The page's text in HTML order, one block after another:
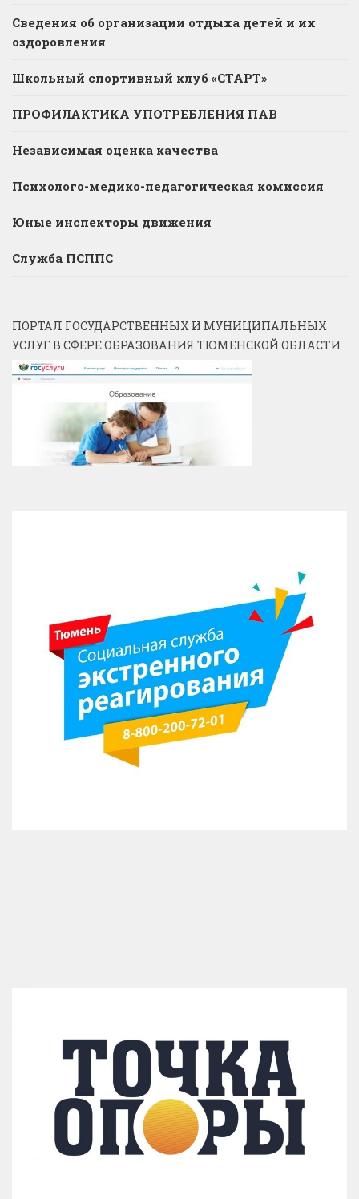
Сведения об организации отдыха детей и их
оздоровления
Школьный спортивный клуб «СТАРТ»
ПРОФИЛАКТИКА УПОТРЕБЛЕНИЯ ПАВ
Независимая оценка качества
Психолого-медико-педагогическая комиссия
Юные инспекторы движения
Служба ПСППС
ПОРТАЛ ГОСУДАРСТВЕННЫХ И МУНИЦИПАЛЬНЫХ
УСЛУГ В СФЕРЕ ОБРАЗОВАНИЯ ТЮМЕНСКОЙ ОБЛАСТИ